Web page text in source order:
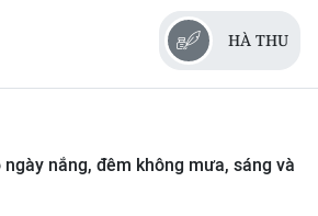
HÀ THU
ngày nắng, đêm không mưa, sáng và